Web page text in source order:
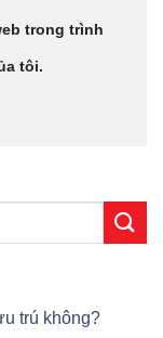
trong trình
tôi.
trú không?